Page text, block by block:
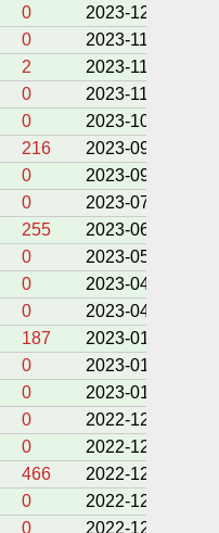
0
2023-12-18
0
2023-11-28
2
2023-11-24
0
2023-11-02
0
2023-10-24
216
2023-09-30
0
2023-09-28
0
2023-07-08
255
2023-06-18
0
2023-05-10
0
2023-04-28
0
2023-04-14
187
2023-01-15
0
2023-01-01
0
2023-01-01
0
2022-12-27
0
2022-12-27
466
2022-12-22
0
2022-12-20
0 2022-12-20